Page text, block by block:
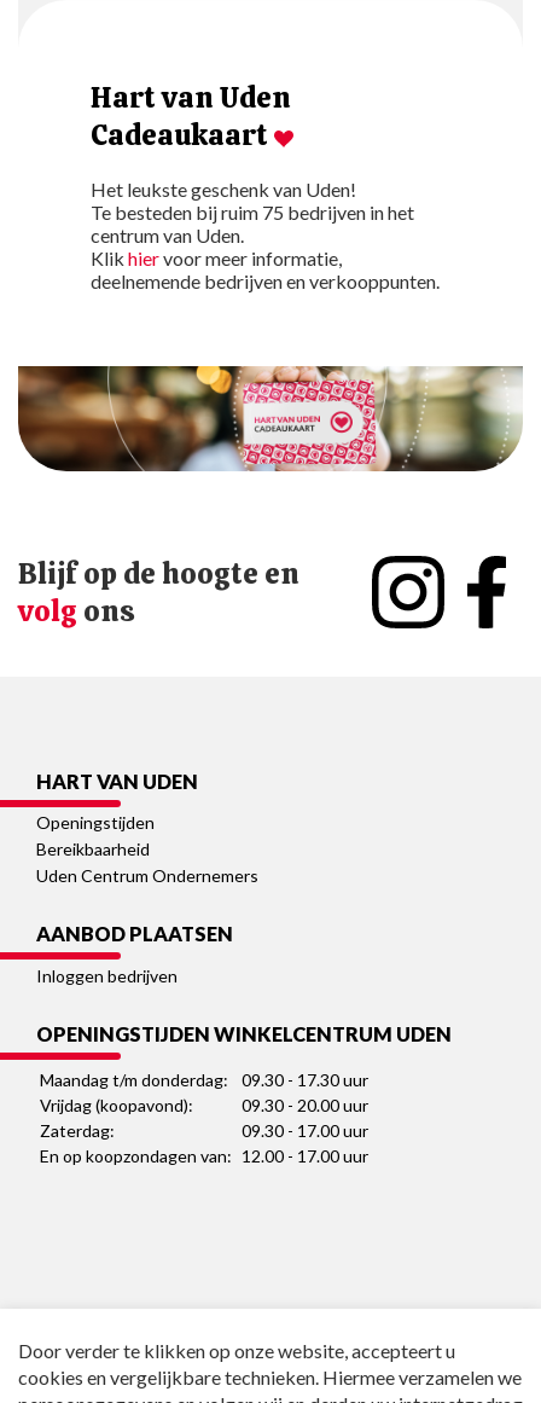
Hart van Uden
Cadeaukaart
Het leukste geschenk van Uden!
Te besteden bij ruim 75 bedrijven in het
centrum van Uden.
Klik hiervoor meer informatie,
deelnemende bedrijven en verkooppunten.
Blijf op de hoogte en
volg ons
HART VAN UDEN
Openingstijden
Bereikbaarheid
Uden Centrum Ondernemers
AANBOD PLAATSEN
Inloggen bedrijven
OPENINGSTIJDEN WINKELCENTRUM UDEN
Maandag t/m donderdag:
09.30 - 17.30 uur
Vrijdag (koopavond):
09.30 - 20.00 uur
Zaterdag:
09.30 - 17.00 uur
En op koopzondagen van: 12.00 - 17.00 uur
Door verder te klikken op onze website, accepteert u
cookies en vergelijkbare technieken. Hiermee verzamelen we